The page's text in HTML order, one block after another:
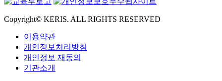
Copyright© KERIS. ALL RIGHTS RESERVED
이용약관
개인정보처리방침
개인정보 재동의
기관소개